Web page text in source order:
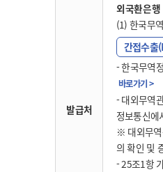
발급처
외국환은행
(1) 한국무
간접수출
- 한국무역
바로가기 >
- 대외무역
정보통신에
※ 대외무
의 확인 및
- 25조1항